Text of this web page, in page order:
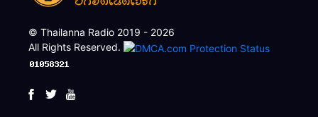
© Thailanna Radio 2019 - 2026
All Rights Reserved.